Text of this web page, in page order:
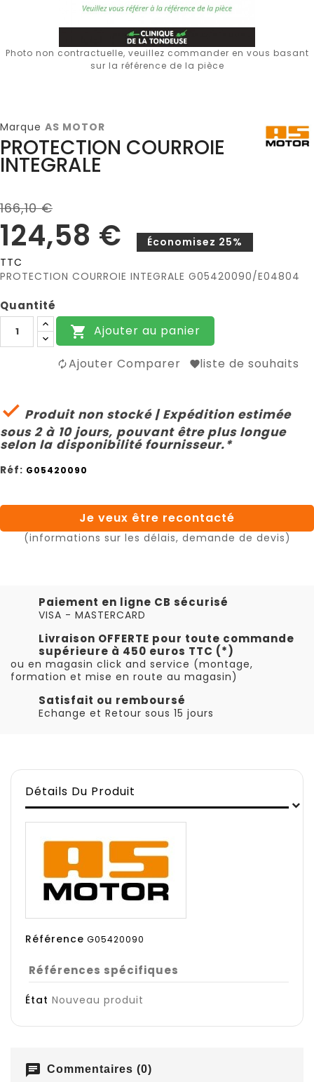
Photo non contractuelle, veuillez commander en vous basant
sur la référence de la pièce
Marque AS MOTOR
PROTECTION COURROIE
INTEGRALE
166,10 €
124,58 €
Économisez 25%
TTC
PROTECTION COURROIE INTEGRALE G05420090/E04804
Quantité
 Ajouter au panier
Ajouter Comparer liste de souhaits
 Produit non stocké | Expédition estimée
sous 2 à 10 jours, pouvant être plus longue
selon la disponibilité fournisseur.*
Réf: G05420090
Je veux être recontacté
(informations sur les délais, demande de devis)
Paiement en ligne CB sécurisé
VISA - MASTERCARD
Livraison OFFERTE pour toute commande
supérieure à 450 euros TTC (*)
ou en magasin click and service (montage,
formation et mise en route au magasin)
Satisfait ou remboursé
Echange et Retour sous 15 jours
Détails Du Produit
Référence G05420090
Références spécifiques
État Nouveau produit
chat Commentaires (0)